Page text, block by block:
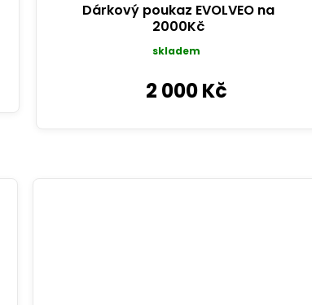
Dárkový poukaz EVOLVEO na
2000Kč
skladem
2 000 Kč